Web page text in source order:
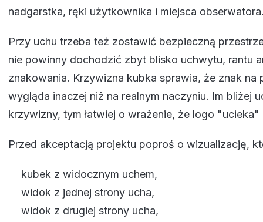
nadgarstka, ręki użytkownika i miejsca
Przy uchu trzeba też zostawić bezpieczną
nie powinny dochodzić zbyt blisko uchwytu, rantu
znakowania. Krzywizna kubka sprawia, że znak na
wygląda inaczej niż na realnym naczyniu. Im bliżej
krzywizny, tym łatwiej o wrażenie, że logo
Przed akceptacją projektu poproś o wizualizację,
kubek z widocznym uchem,
widok z jednej strony ucha,
widok z drugiej strony ucha,